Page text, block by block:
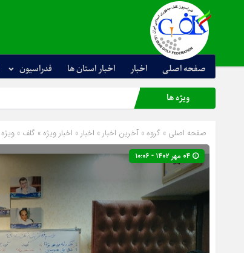
صفحه اصلی اخبار اخبار استان ها فدراسیون
ویژه ها
صفحه اصلی » گروه » آخرین اخبار » اخبار » اخبار ویژه» گلف » ویژه